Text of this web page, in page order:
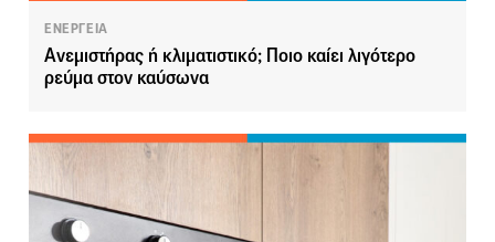
ΕΝΕΡΓΕΙΑ
Ανεμιστήρας ή κλιματιστικό; Ποιο καίει λιγότερο
ρεύμα στον καύσωνα